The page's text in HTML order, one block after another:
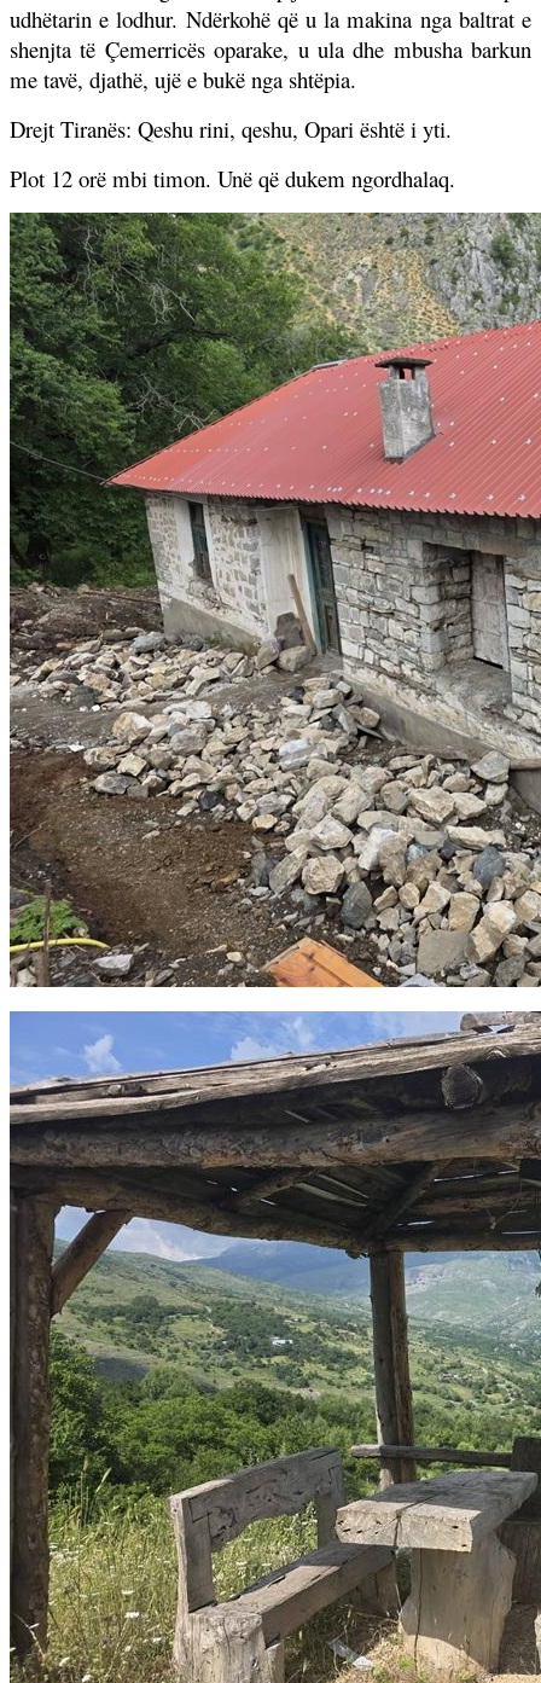
udhëtarin e lodhur. Ndërkohë që u la makina nga baltrat e
shenjta të Çemerricës oparake, u ula dhe mbusha barkun
me tavë, djathë, ujë e bukë nga shtëpia.
Drejt Tiranës: Qeshu rini, qeshu, Opari është i yti.
Plot 12 orë mbi timon. Unë që dukem ngordhalaq.